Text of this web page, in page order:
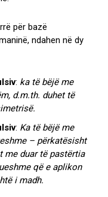
për bazë
ndahen në dy
: ka të bëjë me
d.m.th. duhet të
: Ka të bëjë me
– përkatësisht
me duar të pastërtia
që e aplikon
i madh.